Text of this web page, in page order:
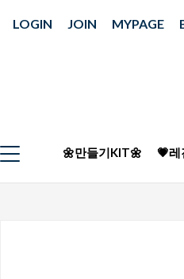
LOGIN JOIN MYPAGE
🌼만들기KIT🌼 💗레